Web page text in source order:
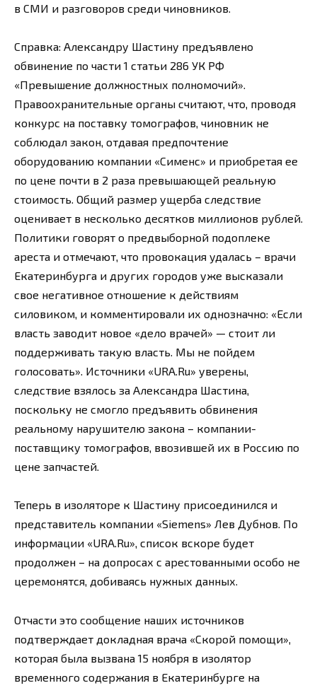
в СМИ и разговоров среди чиновников.
Справка: Александру Шастину предъявлено
обвинение по части 1 статьи 286 УК РФ
«Превышение должностных полномочий».
Правоохранительные органы считают, что, проводя
конкурс на поставку томографов, чиновник не
соблюдал закон, отдавая предпочтение
оборудованию компании «Сименс» и приобретая ее
по цене почти в 2 раза превышающей реальную
стоимость. Общий размер ущерба следствие
оценивает в несколько десятков миллионов рублей.
Политики говорят о предвыборной подоплеке
ареста и отмечают, что провокация удалась – врачи
Екатеринбурга и других городов уже высказали
свое негативное отношение к действиям
силовиком, и комментировали их однозначно: «Если
власть заводит новое «дело врачей» — стоит ли
поддерживать такую власть. Мы не пойдем
голосовать». Источники «URA.Ru» уверены,
следствие взялось за Александра Шастина,
поскольку не смогло предъявить обвинения
реальному нарушителю закона – компании-
поставщику томографов, ввозившей их в Россию по
цене запчастей.
Теперь в изоляторе к Шастину присоединился и
представитель компании «Siemens» Лев Дубнов. По
информации «URA.Ru», список вскоре будет
продолжен – на допросах с арестованными особо не
церемонятся, добиваясь нужных данных.
Отчасти это сообщение наших источников
подтверждает докладная врача «Скорой помощи»,
которая была вызвана 15 ноября в изолятор
временного содержания в Екатеринбурге на